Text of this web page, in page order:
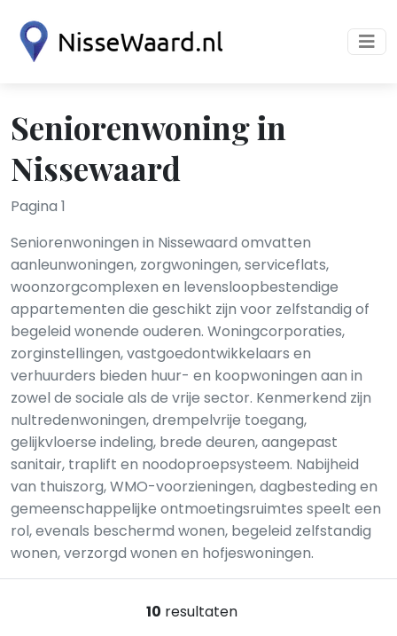
Seniorenwoning in
Nissewaard
Pagina 1
Seniorenwoningen in Nissewaard omvatten
aanleunwoningen, zorgwoningen, serviceflats,
woonzorgcomplexen en levensloopbestendige
appartementen die geschikt zijn voor zelfstandig of
begeleid wonende ouderen. Woningcorporaties,
zorginstellingen, vastgoedontwikkelaars en
verhuurders bieden huur- en koopwoningen aan in
zowel de sociale als de vrije sector. Kenmerkend zijn
nultredenwoningen, drempelvrije toegang,
gelijkvloerse indeling, brede deuren, aangepast
sanitair, traplift en noodoproepsysteem. Nabijheid
van thuiszorg, WMO-voorzieningen, dagbesteding en
gemeenschappelijke ontmoetingsruimtes speelt een
rol, evenals beschermd wonen, begeleid zelfstandig
wonen, verzorgd wonen en hofjeswoningen.
10 resultaten